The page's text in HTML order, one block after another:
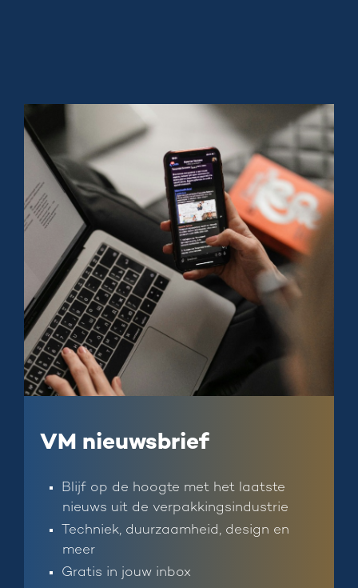
VM nieuwsbrief
Blijf op de hoogte met het laatste
nieuws uit de verpakkingsindustrie
Techniek, duurzaamheid, design en
meer
Gratis in jouw inbox